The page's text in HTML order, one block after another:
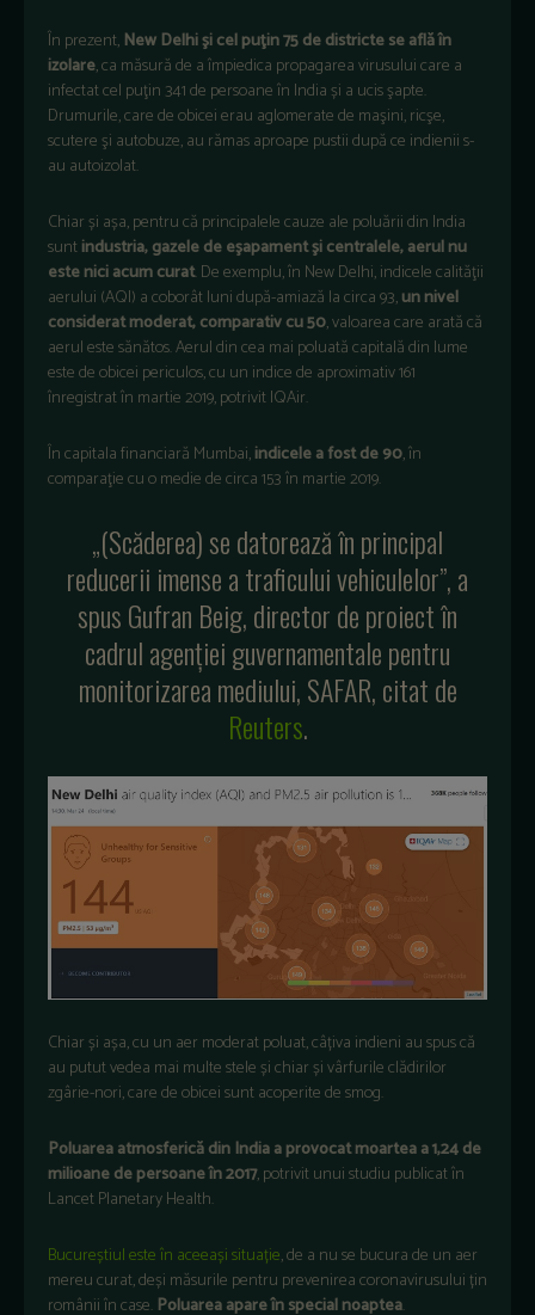
În prezent, New Delhi şi cel puţin 75 de districte se află în
izolare, ca măsură de a împiedica propagarea virusului care a
infectat cel puţin 341 de persoane în India și a ucis şapte.
Drumurile, care de obicei erau aglomerate de maşini, ricşe,
scutere şi autobuze, au rămas aproape pustii după ce indienii s-
au autoizolat.
Chiar și așa, pentru că principalele cauze ale poluării din India
suntindustria, gazele de eşapament şi centralele, aerul nu
este nici acum curat. De exemplu, în New Delhi, indicele calităţii
aerului (AQI) a coborât luni după-amiază la circa 93,un nivel
considerat moderat, comparativ cu 50, valoarea care arată că
aerul este sănătos. Aerul din cea mai poluată capitală din lume
este de obicei periculos, cu un indice de aproximativ 161
înregistrat în martie 2019, potrivit IQAir.
În capitala financiară Mumbai,indicele a fost de 90, în
comparaţie cu o medie de circa 153 în martie 2019.
„(Scăderea) se datorează în principal
reducerii imense a traficului vehiculelor”, a
spus Gufran Beig, director de proiect în
cadrul agenţiei guvernamentale pentru
monitorizarea mediului, SAFAR, citat de
Reuters.
Chiar și așa, cu un aer moderat poluat, câțiva indieni au spus că
au putut vedea mai multe stele și chiar și vârfurile clădirilor
zgârie-nori, care de obicei sunt acoperite de smog.
Poluarea atmosferică din India a provocat moartea a 1,24 de
milioane de persoane în 2017, potrivit unui studiu publicat în
Lancet Planetary Health.
Bucureștiul este în aceeași situație, de a nu se bucura de un aer
mereu curat, deși măsurile pentru prevenirea coronavirusului țin
românii în case. Poluarea apare în special noaptea.